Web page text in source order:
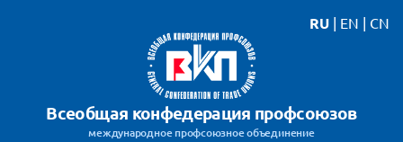
Всеобщая конфедерация профсоюзов
международное профсоюзное объединение
RU | EN | CN